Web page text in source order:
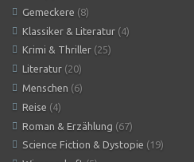
Gemeckere (8)
Klassiker & Literatur (4)
Krimi & Thriller (25)
Literatur (20)
Menschen (6)
Reise (4)
Roman & Erzählung (67)
Science Fiction & Dystopie (19)